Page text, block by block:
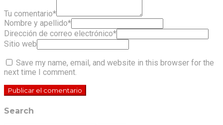
Tu comentario*
Nombre y apellido*
Dirección de correo electrónico*
Sitio web
Save my name, email, and website in this browser for the
next time I comment.
Search